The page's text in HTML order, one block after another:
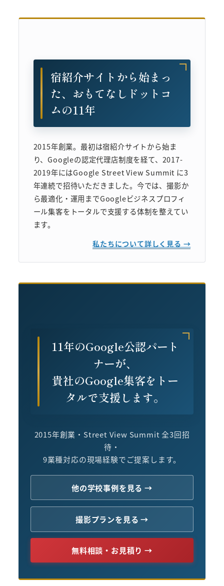
宿紹介サイトから始まっ
た、おもてなしドットコ
ムの11年
2015年創業。最初は宿紹介サイトから始ま
り、Googleの認定代理店制度を経て、2017-
2019年にはGoogle Street View Summit に3
年連続で招待いただきました。今では、撮影か
ら最適化・運用までGoogleビジネスプロフィ
ール集客をトータルで支援する体制を整えてい
ます。
私たちについて詳しく見る →
11年のGoogle公認パート
ナーが、
貴社のGoogle集客をトー
タルで支援します。
2015年創業・Street View Summit 全3回招
待・
9業種対応の現場経験でご提案します。
他の学校事例を見る →
撮影プランを見る →
無料相談・お見積り →